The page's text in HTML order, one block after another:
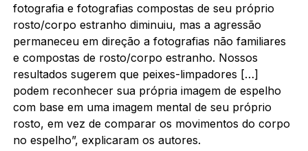
fotografia e fotografias compostas de seu próprio
rosto/corpo estranho diminuiu, mas a agressão
permaneceu em direção a fotografias não familiares
e compostas de rosto/corpo estranho. Nossos
resultados sugerem que peixes-limpadores […]
podem reconhecer sua própria imagem de espelho
com base em uma imagem mental de seu próprio
rosto, em vez de comparar os movimentos do corpo
no espelho”, explicaram os autores.